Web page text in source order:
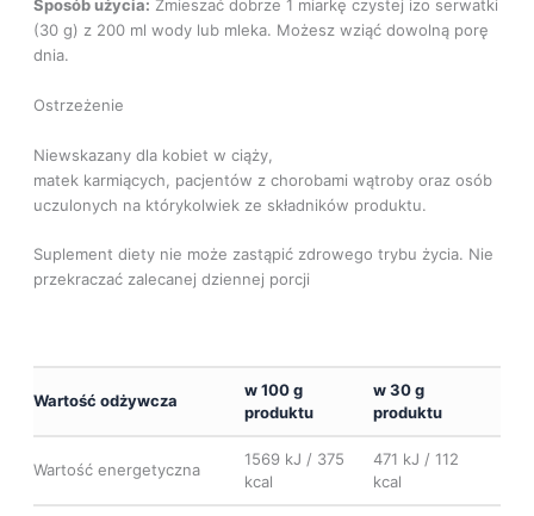
Sposób użycia: Zmieszać dobrze 1 miarkę czystej izo serwatki
(30 g) z 200 ml wody lub mleka. Możesz wziąć dowolną porę
dnia.
Ostrzeżenie
Niewskazany dla kobiet w ciąży,
matek karmiących, pacjentów z chorobami wątroby oraz osób
uczulonych na którykolwiek ze składników produktu.
Suplement diety nie może zastąpić zdrowego trybu życia. Nie
przekraczać zalecanej dziennej porcji
Wartość odżywcza
w 100 g
produktu
w 30 g
produktu
Wartość energetyczna
1569 kJ / 375
kcal
471 kJ / 112
kcal